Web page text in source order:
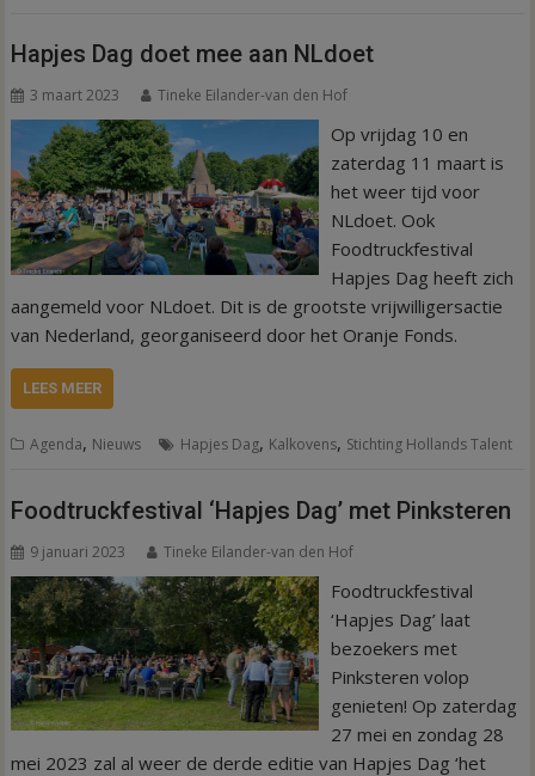
Hapjes Dag doet mee aan NLdoet
3 maart 2023 Tineke Eilander-van den Hof
Op vrijdag 10 en
zaterdag 11 maart is
het weer tijd voor
NLdoet. Ook
Foodtruckfestival
Hapjes Dag heeft zich
aangemeld voor NLdoet. Dit is de grootste vrijwilligersactie
van Nederland, georganiseerd door het Oranje Fonds.
LEES MEER
Agenda, Nieuws Hapjes Dag, Kalkovens, Stichting Hollands Talent
Foodtruckfestival ‘Hapjes Dag’ met Pinksteren
9 januari 2023 Tineke Eilander-van den Hof
Foodtruckfestival
‘Hapjes Dag’ laat
bezoekers met
Pinksteren volop
genieten! Op zaterdag
27 mei en zondag 28
mei 2023 zal al weer de derde editie van Hapjes Dag ‘het